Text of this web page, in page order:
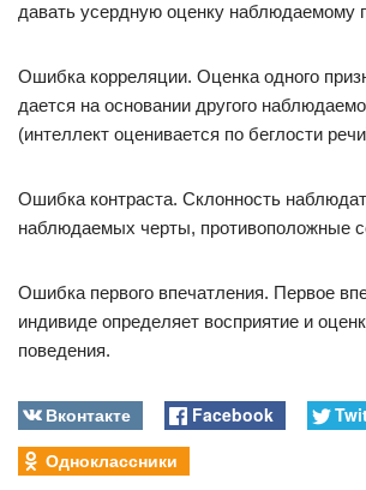
давать усердную оценку наблюдаемому
Ошибка корреляции. Оценка одного
дается на основании другого
(интеллект оценивается по беглости
Ошибка контраста. Склонность
наблюдаемых черты, противоположные
Ошибка первого впечатления. Первое
индивиде определяет восприятие и
поведения.
Вконтакте Facebook
Одноклассники